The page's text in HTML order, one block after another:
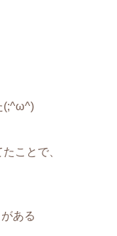
(;^ω^)
ことで、
ある